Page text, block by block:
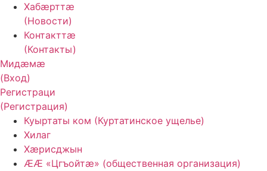
Хабӕрттӕ
(Новости)
Контакттӕ
(Контакты)
Мидæмæ
(Вход)
Регистраци
(Регистрация)
Куыртаты ком (Куртатинское ущелье)
Хилаг
Хӕрисджын
ӔӔ «Цгъойтӕ» (общественная организация)